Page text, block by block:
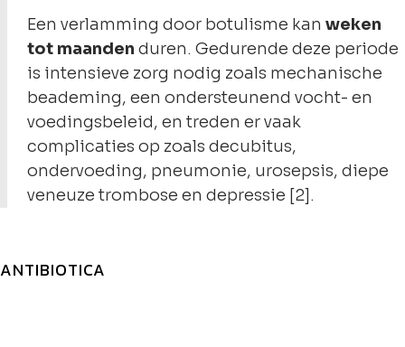
Een verlamming door botulisme kan weken
tot maanden duren. Gedurende deze periode
is intensieve zorg nodig zoals mechanische
beademing, een ondersteunend vocht- en
voedingsbeleid, en treden er vaak
complicaties op zoals decubitus,
ondervoeding, pneumonie, urosepsis, diepe
veneuze trombose en depressie [2].
ANTIBIOTICA